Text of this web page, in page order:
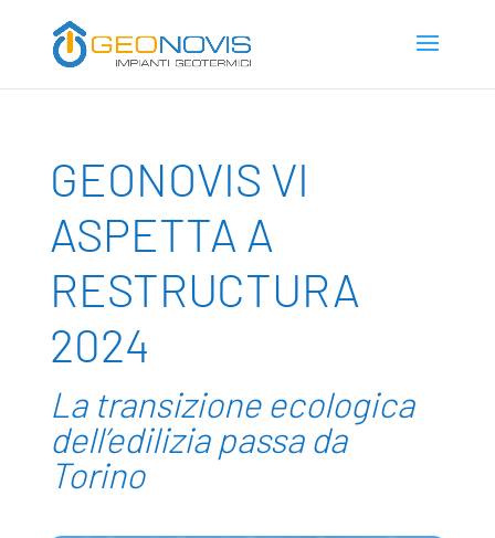
GEONOVIS VI
ASPETTA A
RESTRUCTURA
2024
La transizione ecologica
dell’edilizia passa da
Torino